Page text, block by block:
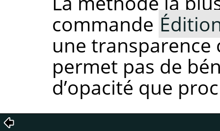
commande
une transparence
permet pas de
d’opacité que